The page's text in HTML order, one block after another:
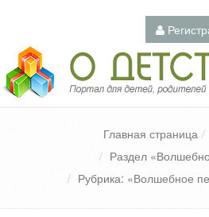
Педагогический портал «О детстве»
Главная страница
Раздел
Рубрика: «Волшебное